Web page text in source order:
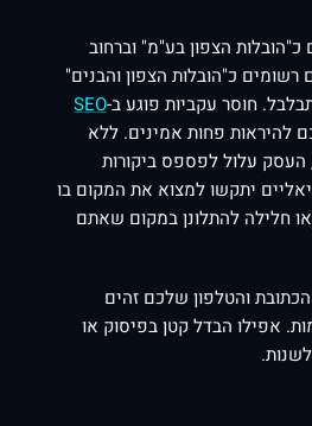
הצפון בע"מ" וברחוב
אתם רשומים כ"הובלות הצפון והבנים"
חוסר עקביות פוגע ב-SEO
להיראות פחות אמינים. ללא
העסק עלול לפספס ביקורות
יתקשו למצוא את המקום בו
חלילה להתלונן במקום שאתם
והטלפון שלכם זהים
אפילו הבדל קטן בפיסוק או